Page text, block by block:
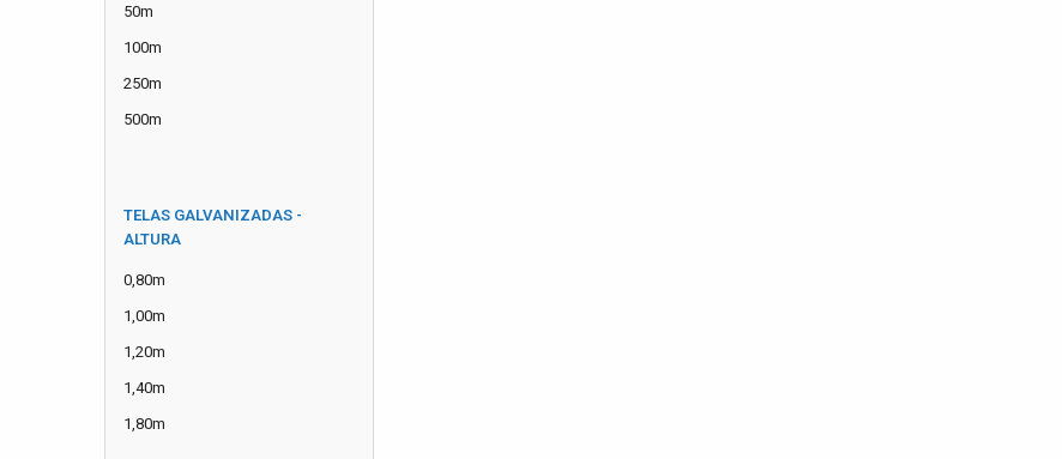
50m
100m
250m
500m
TELAS GALVANIZADAS -
ALTURA
0,80m
1,00m
1,20m
1,40m
1,80m